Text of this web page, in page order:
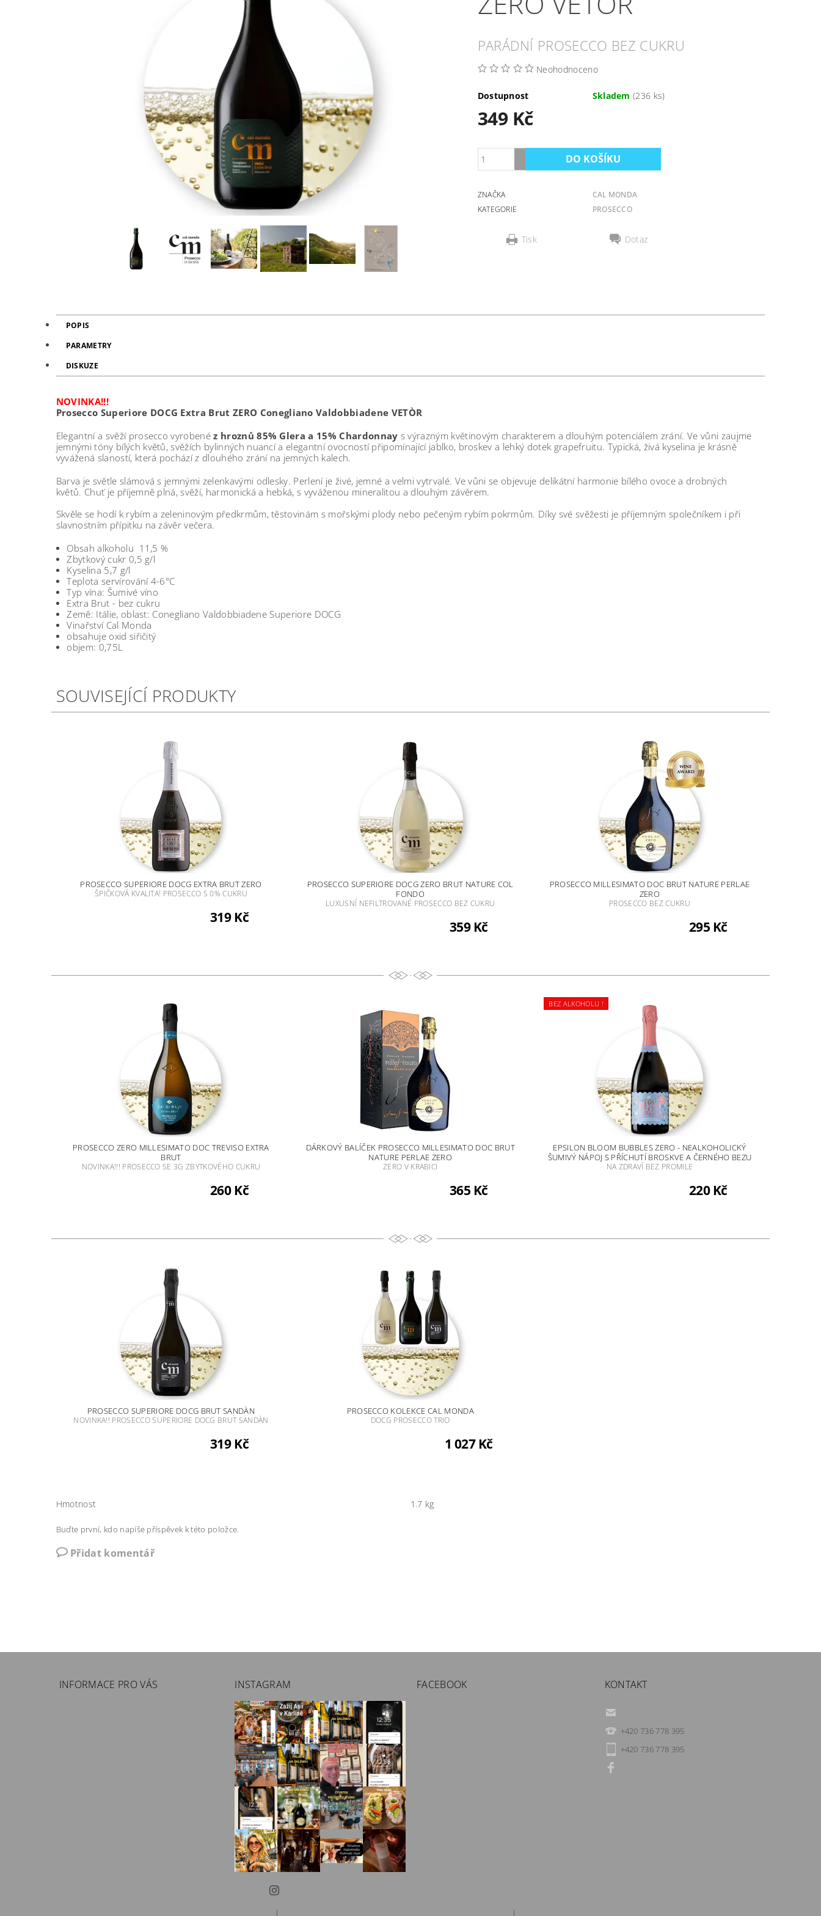
PARÁDNÍ PROSECCO BEZ CUKRU
Neohodnoceno
Dostupnost Skladem(236 ks)
349 Kč
ZNAČKA
CAL MONDA
KATEGORIE
PROSECCO
Tisk Dotaz
POPIS
PARAMETRY
DISKUZE
NOVINKA!!!
Prosecco Superiore DOCG Extra Brut ZERO Conegliano Valdobbiadene VETÒR
Elegantní a svěží prosecco vyrobené z hroznů 85% Glera a 15% Chardonnay s výrazným květinovým charakterem a dlouhým potenciálem zrání. Ve vůni zaujme
jemnými tóny bílých květů, svěžích bylinných nuancí a elegantní ovocností připomínající jablko, broskev a lehký dotek grapefruitu. Typická, živá kyselina je krásně
vyvážená slaností, která pochází z dlouhého zrání na jemných kalech.
Barva je světle slámová s jemnými zelenkavými odlesky. Perlení je živé, jemné a velmi vytrvalé. Ve vůni se objevuje delikátní harmonie bílého ovoce a drobných
květů. Chuť je příjemně plná, svěží, harmonická a hebká, s vyváženou mineralitou a dlouhým závěrem.
Skvěle se hodí k rybím a zeleninovým předkrmům, těstovinám s mořskými plody nebo pečeným rybím pokrmům. Díky své svěžesti je příjemným společníkem i při
slavnostním přípitku na závěr večera.
Obsah alkoholu 11,5 %
Zbytkový cukr 0,5 g/l
Kyselina 5,7 g/l
Teplota servírování 4-6°C
Typ vína: Šumivé víno
Extra Brut - bez cukru
Země: Itálie, oblast: Conegliano Valdobbiadene Superiore DOCG
Vinařství Cal Monda
obsahuje oxid siřičitý
objem: 0,75L
SOUVISEJÍCÍ PRODUKTY
PROSECCO SUPERIORE DOCG EXTRA BRUT ZERO
ŠPIČKOVÁ KVALITA! PROSECCO S 0% CUKRU
319 Kč
PROSECCO SUPERIORE DOCG ZERO BRUT NATURE COL
FONDO
LUXUSNÍ NEFILTROVANÉ PROSECCO BEZ CUKRU
359 Kč
PROSECCO MILLESIMATO DOC BRUT NATURE PERLAE
ZERO
PROSECCO BEZ CUKRU
295 Kč
PROSECCO ZERO MILLESIMATO DOC TREVISO EXTRA
BRUT
NOVINKA!!! PROSECCO SE 3G ZBYTKOVÉHO CUKRU
260 Kč
DÁRKOVÝ BALÍČEK PROSECCO MILLESIMATO DOC BRUT
NATURE PERLAE ZERO
ZERO V KRABICI
365 Kč
BEZ ALKOHOLU !
EPSILON BLOOM BUBBLES ZERO - NEALKOHOLICKÝ
ŠUMIVÝ NÁPOJ S PŘÍCHUTÍ BROSKVE A ČERNÉHO BEZU
NA ZDRAVÍ BEZ PROMILE
220 Kč
PROSECCO SUPERIORE DOCG BRUT SANDÀN
NOVINKA!! PROSECCO SUPERIORE DOCG BRUT SANDÀN
319 Kč
PROSECCO KOLEKCE CAL MONDA
DOCG PROSECCO TRIO
1 027 Kč
Hmotnost 1.7 kg
Buďte první, kdo napíše příspěvek k této položce.
Přidat komentář
INFORMACE PRO VÁS INSTAGRAM FACEBOOK KONTAKT
+420 736 778 395
+420 736 778 395